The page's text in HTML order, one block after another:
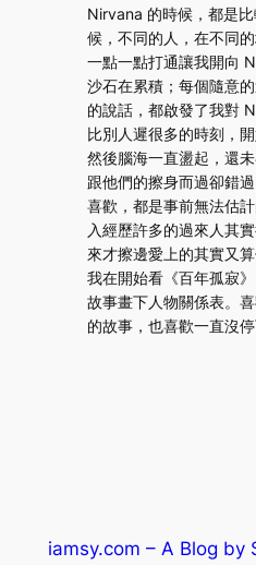
Nirvana 的時候，都是
候，不同的人，在不同
一點一點打通讓我開向
沙石在累積；每個隨意
的說話，都啟發了我對
比別人遲很多的時刻，
然後腦海一直盪起，還
跟他們的擦身而過卻錯
喜歡，都是事前無法估
入經歷許多的過來人其
來才擦邊愛上的其實又
我在開始看《百年孤寂
故事畫下人物關係表。
的故事，也喜歡一直沒停
iamsy.com – A Blog by